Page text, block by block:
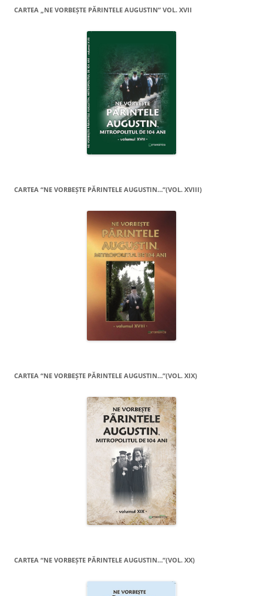
CARTEA „NE VORBEŞTE PĂRINTELE AUGUSTIN” VOL. XVII
CARTEA “NE VORBEŞTE PĂRINTELE AUGUSTIN…”(VOL. XVIII)
CARTEA “NE VORBEŞTE PĂRINTELE AUGUSTIN…”(VOL. XIX)
CARTEA “NE VORBEŞTE PĂRINTELE AUGUSTIN…”(VOL. XX)